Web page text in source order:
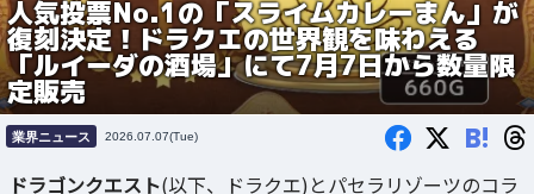
人気投票No.1の「スライムカレーまん」が
復刻決定！ドラクエの世界観を味わえる
「ルイーダの酒場」にて7月7日から数量限
定販売
業界ニュース 2026.07.07(Tue) B!
ドラゴンクエスト(以下、ドラクエ)とパセラリゾーツのコラ